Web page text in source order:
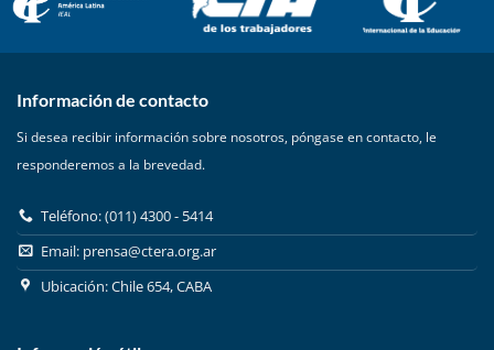
Información de contacto
Si desea recibir información sobre nosotros, póngase en contacto, le
responderemos a la brevedad.
Teléfono: (011) 4300 - 5414
Email: prensa@ctera.org.ar
Ubicación: Chile 654, CABA